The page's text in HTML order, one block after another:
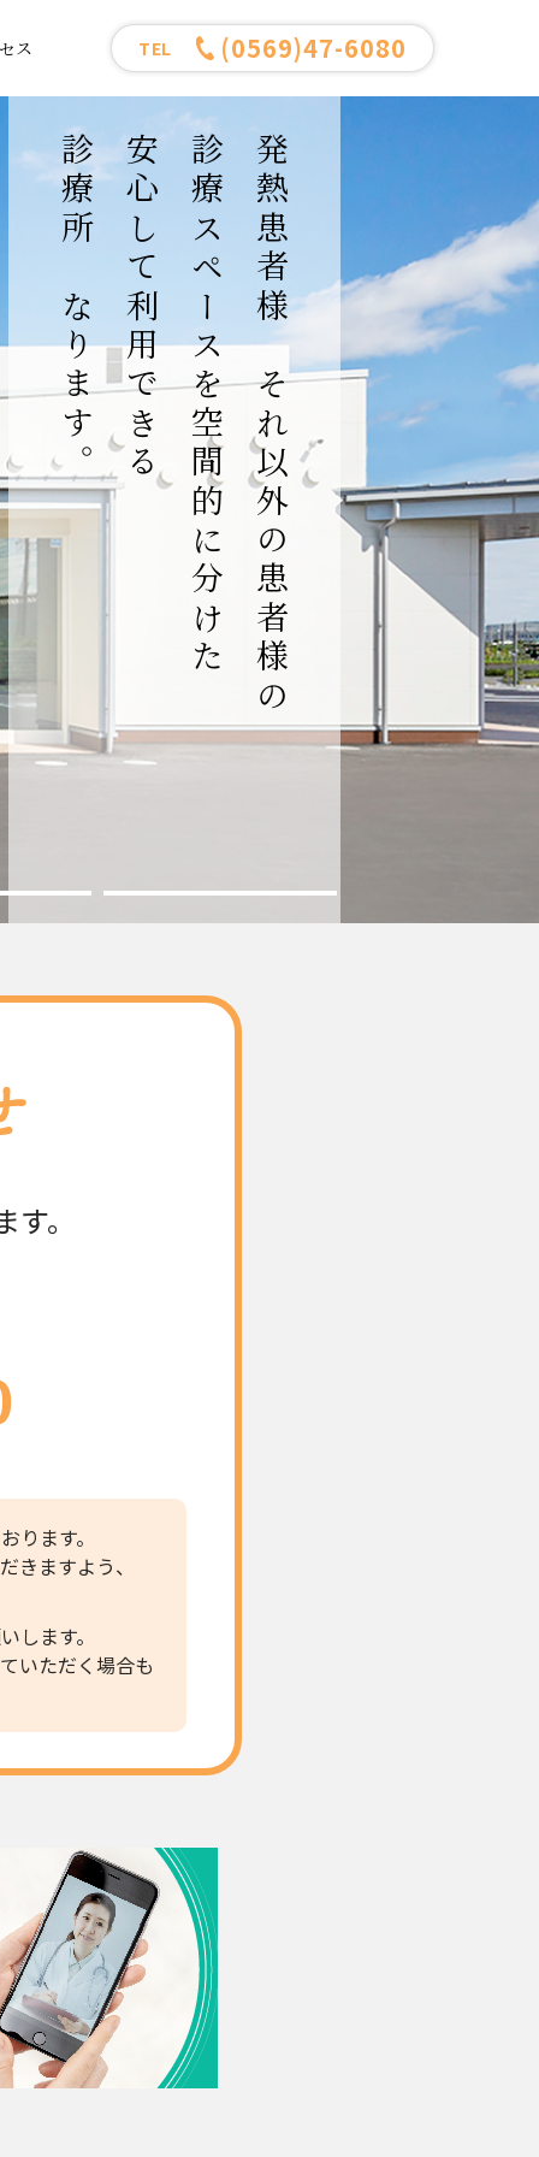
ス TEL (0569)47-6080
発熱患者様とそれ以外の患者様の
診療スペースを空間的に分けた
安心して利用できる
診療所となります。
。
ります。
きますよう、
します。
いただく場合も